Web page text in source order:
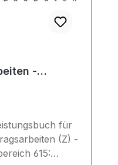
-
für
(Z) -
615: